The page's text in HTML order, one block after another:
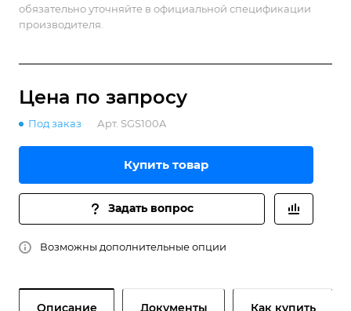
обязательно уточняйте в официальной спецификации
производителя.
Цена по запросу
Под заказ Арт. SGS100A
Купить товар
Задать вопрос
Возможны дополнительные опции
Описание Документы Как купить